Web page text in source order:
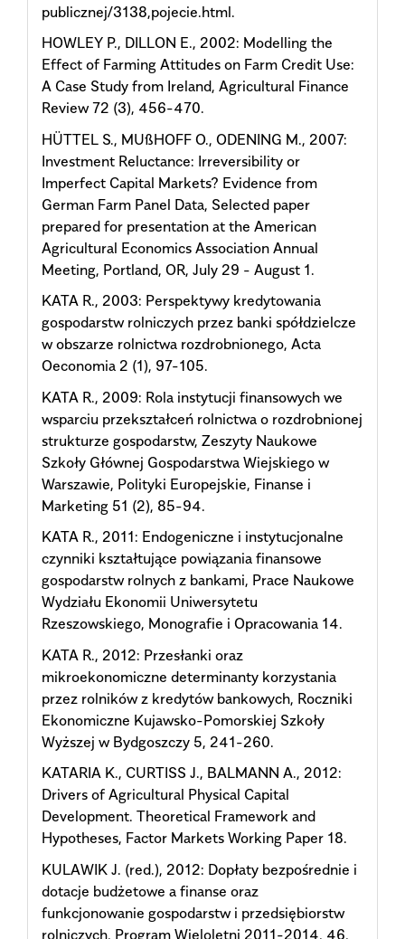
publicznej/3138,pojecie.html.
HOWLEY P., DILLON E., 2002: Modelling the
Effect of Farming Attitudes on Farm Credit Use:
A Case Study from Ireland, Agricultural Finance
Review 72 (3), 456-470.
HÜTTEL S., MUßHOFF O., ODENING M., 2007:
Investment Reluctance: Irreversibility or
Imperfect Capital Markets? Evidence from
German Farm Panel Data, Selected paper
prepared for presentation at the American
Agricultural Economics Association Annual
Meeting, Portland, OR, July 29 - August 1.
KATA R., 2003: Perspektywy kredytowania
gospodarstw rolniczych przez banki spółdzielcze
w obszarze rolnictwa rozdrobnionego, Acta
Oeconomia 2 (1), 97-105.
KATA R., 2009: Rola instytucji finansowych we
wsparciu przekształceń rolnictwa o rozdrobnionej
strukturze gospodarstw, Zeszyty Naukowe
Szkoły Głównej Gospodarstwa Wiejskiego w
Warszawie, Polityki Europejskie, Finanse i
Marketing 51 (2), 85-94.
KATA R., 2011: Endogeniczne i instytucjonalne
czynniki kształtujące powiązania finansowe
gospodarstw rolnych z bankami, Prace Naukowe
Wydziału Ekonomii Uniwersytetu
Rzeszowskiego, Monografie i Opracowania 14.
KATA R., 2012: Przesłanki oraz
mikroekonomiczne determinanty korzystania
przez rolników z kredytów bankowych, Roczniki
Ekonomiczne Kujawsko-Pomorskiej Szkoły
Wyższej w Bydgoszczy 5, 241-260.
KATARIA K., CURTISS J., BALMANN A., 2012:
Drivers of Agricultural Physical Capital
Development. Theoretical Framework and
Hypotheses, Factor Markets Working Paper 18.
KULAWIK J. (red.), 2012: Dopłaty bezpośrednie i
dotacje budżetowe a finanse oraz
funkcjonowanie gospodarstw i przedsiębiorstw
rolniczych, Program Wieloletni 2011-2014, 46,